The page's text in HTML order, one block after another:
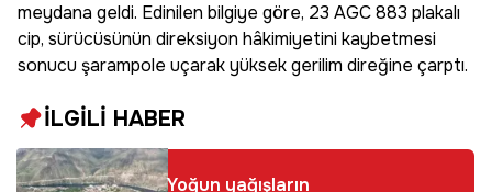
meydana geldi. Edinilen bilgiye göre, 23 AGC 883 plakalı
cip, sürücüsünün direksiyon hâkimiyetini kaybetmesi
sonucu şarampole uçarak yüksek gerilim direğine çarptı.
İLGİLİ HABER
Yoğun yağışların